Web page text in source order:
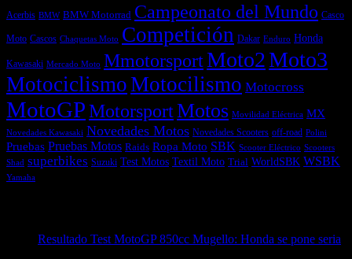
Acerbis BMW BMW Motorrad Campeonato del Mundo Casco
Moto Cascos Chaquetas Moto Competición Dakar Enduro Honda
Kawasaki Mercado Moto MmotorsportMoto2Moto3
MotociclismoMotocilismo Motocross
MotoGPMotorsportMotos Movilidad Eléctrica MX
Novedades Kawasaki Novedades Motos Novedades Scooters off-road Polini
Pruebas Pruebas Motos Raids Ropa Moto SBK Scooter Eléctrico Scooters
Shad superbikes Suzuki Test Motos Textil Moto Trial WorldSBK WSBK
Yamaha
Resultado Test MotoGP 850cc Mugello: Honda se pone seria